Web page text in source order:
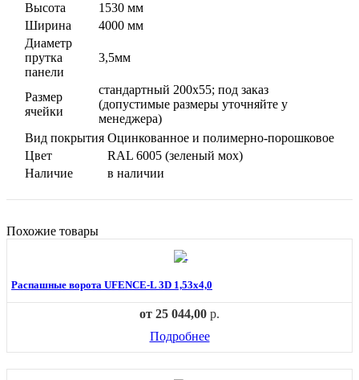
Высота
1530 мм
Ширина
4000 мм
Диаметр
прутка
панели
3,5мм
Размер
ячейки
стандартный 200х55; под заказ
(допустимые размеры уточняйте у
менеджера)
Вид покрытия Оцинкованное и полимерно-порошковое
Цвет
RAL 6005 (зеленый мох)
Наличие
в наличии
Похожие товары
Распашные ворота UFENCE-L 3D 1,53х4,0
от 25 044,00 р.
Подробнее